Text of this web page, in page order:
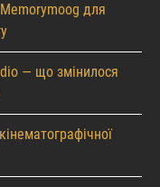
для
— що змінилося